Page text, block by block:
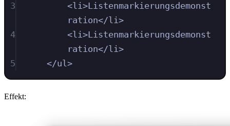
3
<li>Listenmarkierungsdemonst
ration</li>
4
<li>Listenmarkierungsdemonst
ration</li>
5
</ul>
Effekt: